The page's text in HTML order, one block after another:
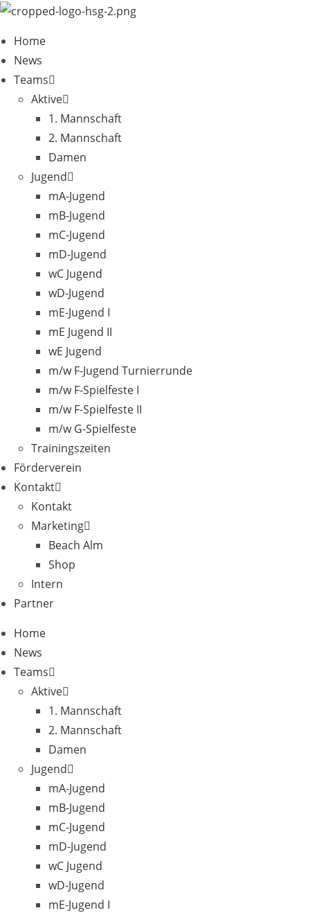
Zum
springen
Home
News
Teams
Aktive
1. Mannschaft
2. Mannschaft
Damen
Jugend
mA-Jugend
mB-Jugend
mC-Jugend
mD-Jugend
wC Jugend
wD-Jugend
mE-Jugend I
mE Jugend II
wE Jugend
m/w F-Jugend Turnierrunde
m/w F-Spielfeste I
m/w F-Spielfeste II
m/w G-Spielfeste
Trainingszeiten
Förderverein
Kontakt
Kontakt
Marketing
Beach Alm
Shop
Intern
Partner
Home
News
Teams
Aktive
1. Mannschaft
2. Mannschaft
Damen
Jugend
mA-Jugend
mB-Jugend
mC-Jugend
mD-Jugend
wC Jugend
wD-Jugend
mE-Jugend I